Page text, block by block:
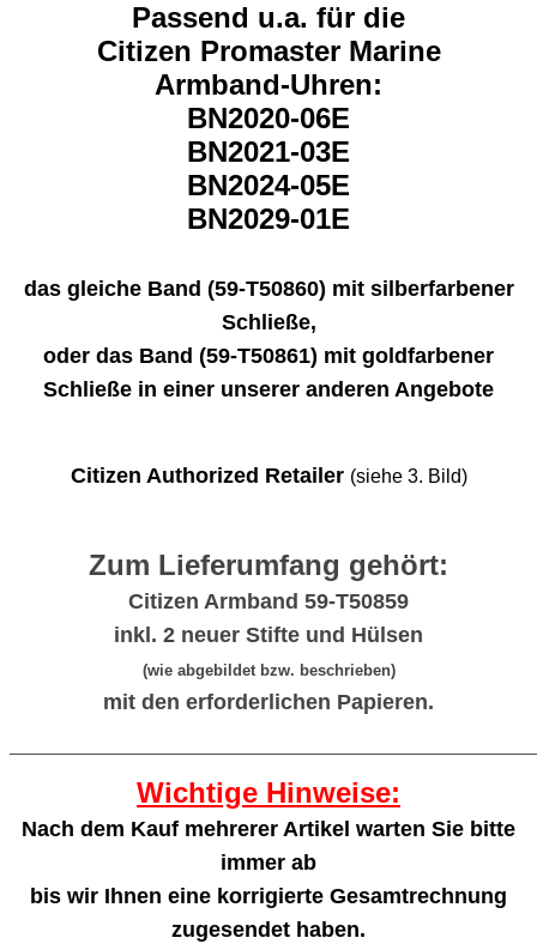
Passend u.a. für die
Citizen Promaster Marine
Armband-Uhren:
BN2020-06E
BN2021-03E
BN2024-05E
BN2029-01E
das gleiche Band (59-T50860) mit silberfarbener
Schließe,
oder das Band (59-T50861) mit goldfarbener
Schließe in einer unserer anderen Angebote
Citizen Authorized Retailer (siehe 3. Bild)
Zum Lieferumfang gehört:
Citizen Armband 59-T50859
inkl. 2 neuer Stifte und Hülsen
(wie abgebildet bzw. beschrieben)
mit den erforderlichen Papieren.
Wichtige Hinweise:
Nach dem Kauf mehrerer Artikel warten Sie bitte
immer ab
bis wir Ihnen eine korrigierte Gesamtrechnung
zugesendet haben.